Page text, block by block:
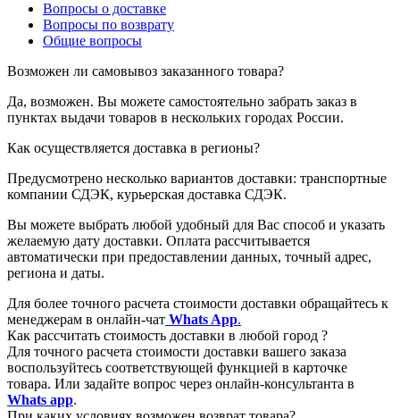
Вопросы о доставке
Вопросы по возврату
Общие вопросы
Возможен ли самовывоз заказанного товара?
Да, возможен. Вы можете самостоятельно забрать заказ в
пунктах выдачи товаров в нескольких городах России.
Как осуществляется доставка в регионы?
Предусмотрено несколько вариантов доставки: транспортные
компании СДЭК, курьерская доставка СДЭК.
Вы можете выбрать любой удобный для Вас способ и указать
желаемую дату доставки. Оплата рассчитывается
автоматически при предоставлении данных, точный адрес,
региона и даты.
Для более точного расчета стоимости доставки обращайтесь к
менеджерам в онлайн-чат Whats App.
Как рассчитать стоимость доставки в любой город ?
Для точного расчета стоимости доставки вашего заказа
воспользуйтесь соответствующей функцией в карточке
товара. Или задайте вопрос через онлайн-консультанта в
Whats app.